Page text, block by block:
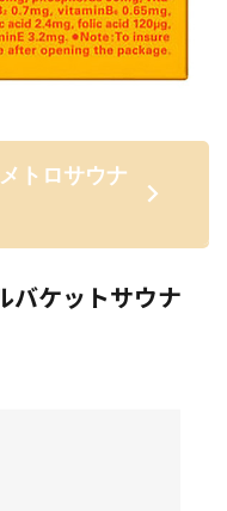
トロサウナ
ケットサウナ